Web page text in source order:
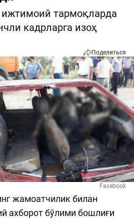
ижтимоий тармоқларда
кадрларга изоҳ
Поделиться
Facebook
жамоатчилик билан
ахборот бўлими бошлиғи